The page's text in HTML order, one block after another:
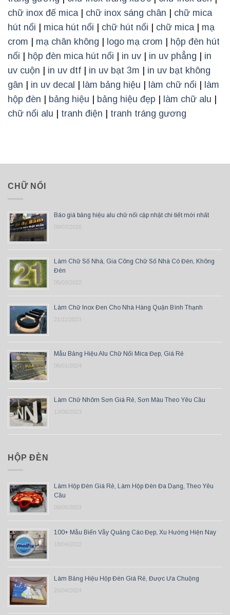
chữ inox đế mica| chữ inox sáng chân
chữ mica
hút nổi
mica hút nổi chữ hút nổi chữ mica| mạ
crom
mạ chân không logo mạ crom
hộp đèn hút
nổi
hộp đèn mica hút nổi in uv in uv phẳng
in
uv cuộn
in uv dtf in uv bạt 3m
in uv bạt không
gân
in uv decal làm bảng hiệu làm chữ nổi
làm
hộp đèn
bảng hiệu bảng hiệu đẹp làm chữ alu
chữ nổi alu
tranh điện tranh tráng gương
CHỮ NỔI
Báo giá bảng hiệu alu chữ nổi cập nhật chi tiết mới nhất
09/07/2026
Làm Chữ Số Nhà, Gia Công Chữ Số Nhà Có Đèn, Không
Đèn
05/03/2022
Làm Chữ Inox Đen Cho Nhà Hàng Quận Bình Thạnh
21/11/2023
Mẫu Bảng Hiệu Alu Chữ Nổi Mica Đẹp, Giá Rẻ
06/01/2024
Làm Chữ Nhôm Sơn Giá Rẻ, Sơn Màu Theo Yêu Cầu
13/06/2023
HỘP ĐÈN
Làm Hộp Đèn Giá Rẻ, Làm Hộp Đèn Đa Dạng, Theo Yêu
Cầu
09/05/2023
100+ Mẫu Biển Vẫy Quảng Cáo Đẹp, Xu Hướng Hiện Nay
18/04/2022
Làm Bảng Hiệu Hộp Đèn Giá Rẻ, Được Ưa Chuộng
20/04/2024